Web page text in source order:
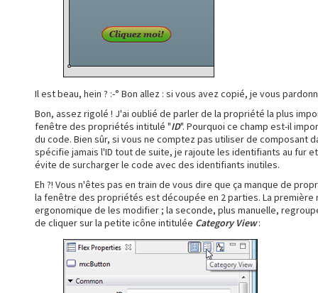
Il est beau, hein ? :-° Bon allez : si vous avez copié, je vous
Bon, assez rigolé ! J'ai oublié de parler de la propriété la plus
fenêtre des propriétés intitulé "ID". Pourquoi ce champ est-il
du code. Bien sûr, si vous ne comptez pas utiliser de composant
spécifie jamais l'ID tout de suite, je rajoute les identifiants au fur
évite de surcharger le code avec des identifiants inutiles.
Eh ?! Vous n'êtes pas en train de vous dire que ça manque de
la fenêtre des propriétés est découpée en 2 parties. La
ergonomique de les modifier ; la seconde, plus manuelle,
de cliquer sur la petite icône intitulée Category View: